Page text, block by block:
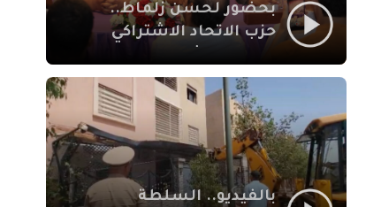
بحضور لحسن زلماط..
حزب الاتحاد الاشتراكي
مقراً بمقاطعة سيدي
يوسف بن علي مراكش
بالفيديو.. السلطة